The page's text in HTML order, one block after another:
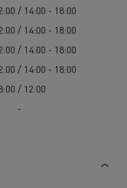
/ 14:00 - 18:00
/ 14:00 - 18:00
/ 14:00 - 18:00
/ 14:00 - 18:00
/ 12:00
-